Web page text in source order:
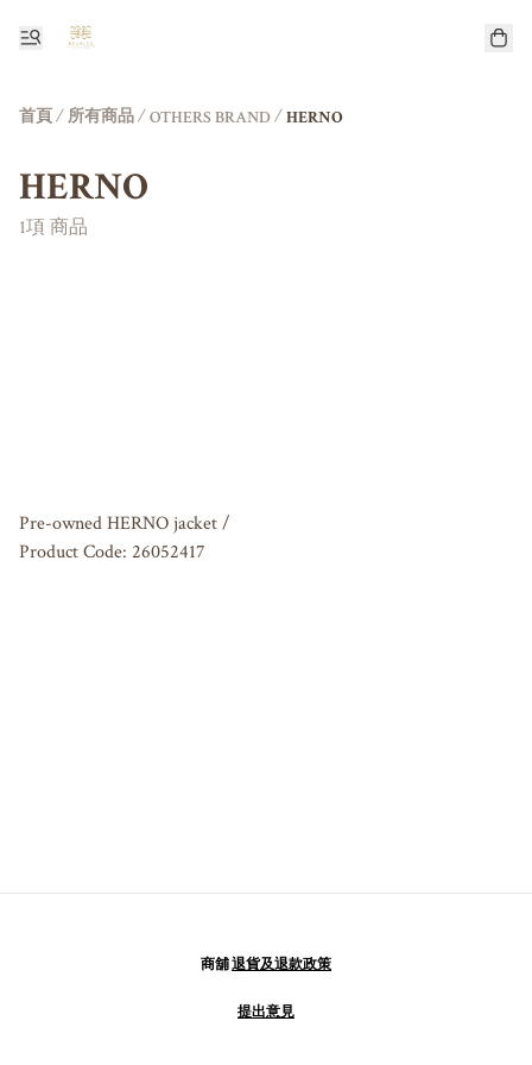
首頁/所有商品/OTHERS BRAND/HERNO
HERNO
1項 商品
Pre-owned HERNO jacket /
Product Code: 26052417
商舖退貨及退款政策
提出意見